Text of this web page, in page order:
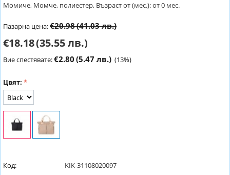
Момиче, Момче, полиестер, Възраст от (мес.): от 0 мес.
Пазарна цена:€20.98(41.03 лв.)
€18.18(35.55 лв.)
Вие спестявате:€2.80 (5.47 лв.) (13%)
Цвят:
Код:
KIK-31108020097